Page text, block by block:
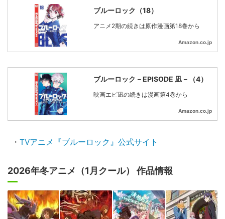
ブルーロック（18）
アニメ2期の続きは原作漫画第18巻から
Amazon.co.jp
ブルーロック－EPISODE 凪－（4）
映画エピ凪の続きは漫画第4巻から
Amazon.co.jp
・ TVアニメ『ブルーロック』公式サイト
2026年冬アニメ（1月クール） 作品情報